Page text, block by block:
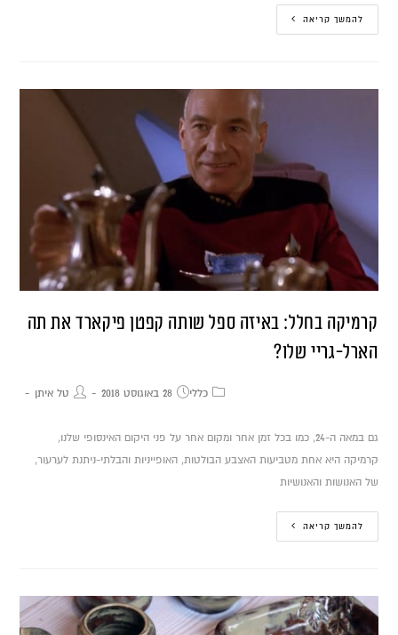
להמשך קריאה
קרמיקה בחלל: באיזה ספל שותה קפטן פיקארד את תה
הארל-גריי שלו?
טל איתן 28 באוגוסט 2018 כללי
גם במאה ה-24, כמו בכל זמן אחר ומקום אחר על פני היקום האינסופי שלנו,
קרמיקה היא אחת מטביעות האצבע הבולטות, האופייניות והבלתי-ניתנת לערעור,
של האנושות והאנושיות
להמשך קריאה